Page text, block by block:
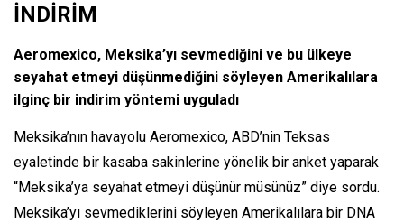
İNDİRİM
Aeromexico, Meksika’yı sevmediğini ve bu ülkeye
seyahat etmeyi düşünmediğini söyleyen Amerikalılara
ilginç bir indirim yöntemi uyguladı
Meksika’nın havayolu Aeromexico, ABD’nin Teksas
eyaletinde bir kasaba sakinlerine yönelik bir anket yaparak
“Meksika’ya seyahat etmeyi düşünür müsünüz” diye sordu.
Meksika’yı sevmediklerini söyleyen Amerikalılara bir DNA